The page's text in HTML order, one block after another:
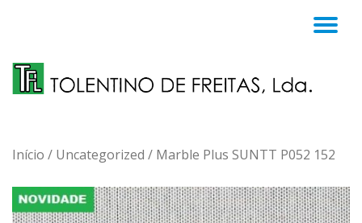
content
Início / Uncategorized / Marble Plus SUNTT P052 152